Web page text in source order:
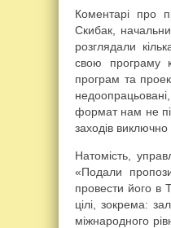
Коментарі про
Скибак,
розглядали
свою програму
програм та
формат нам не
заходів
Натомість,
«Подали
провести його в
цілі, зокрема:
міжнародного